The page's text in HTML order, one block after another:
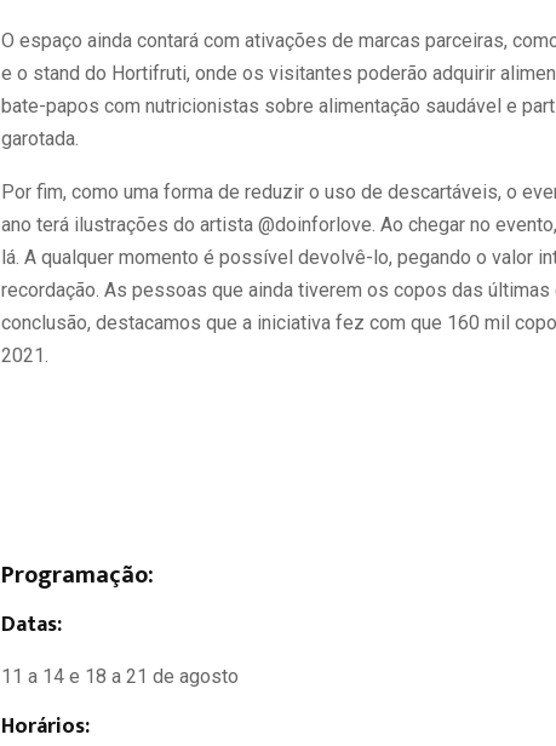
O espaço ainda contará com ativações de marcas parceiras,
e o stand do Hortifruti, onde os visitantes poderão adquirir
bate-papos com nutricionistas sobre alimentação saudável e
garotada.
Por fim, como uma forma de reduzir o uso de descartáveis, o
ano terá ilustrações do artista @doinforlove. Ao chegar no
lá. A qualquer momento é possível devolvê-lo, pegando o valor
recordação. As pessoas que ainda tiverem os copos das
conclusão, destacamos que a iniciativa fez com que 160 mil
2021.
Programação:
Datas:
11 a 14 e 18 a 21 de agosto
Horários: